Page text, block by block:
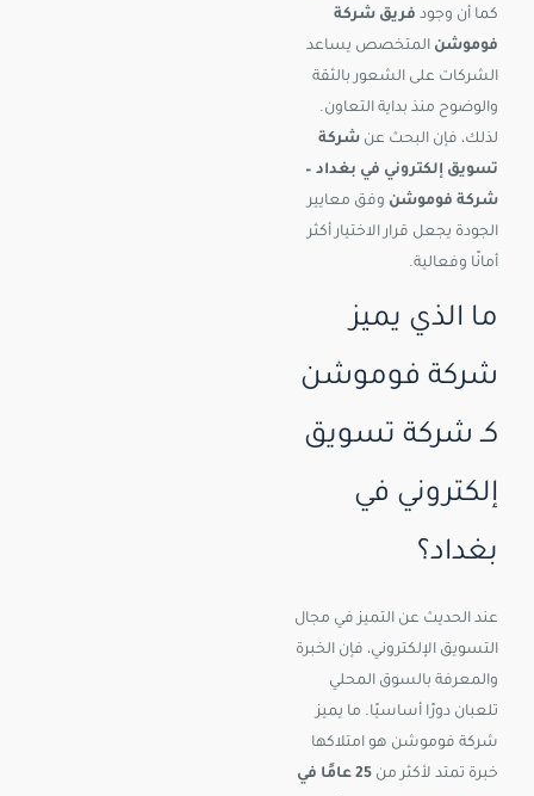
كما أن وجود فريق شركة
فوموشن المتخصص يساعد
الشركات على الشعور بالثقة
والوضوح منذ بداية التعاون.
لذلك، فإن البحث عن شركة
تسويق إلكتروني في بغداد –
شركة فوموشن وفق معايير
الجودة يجعل قرار الاختيار أكثر
أمانًا وفعالية.
ما الذي يميز
شركة فوموشن
كـ شركة تسويق
إلكتروني في
بغداد؟
عند الحديث عن التميز في مجال
التسويق الإلكتروني، فإن الخبرة
والمعرفة بالسوق المحلي
تلعبان دورًا أساسيًا. ما يميز
شركة فوموشن هو امتلاكها
خبرة تمتد لأكثر من
25 عامًا في